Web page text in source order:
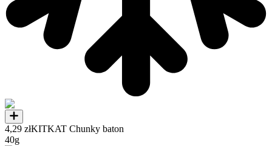
4,29 złKITKAT Chunky baton
40g